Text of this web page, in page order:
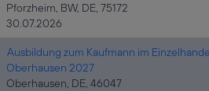
Pforzheim, BW, DE, 75172
30.07.2026
Ausbildung zum Kaufmann im
Oberhausen 2027
Oberhausen, DE, 46047